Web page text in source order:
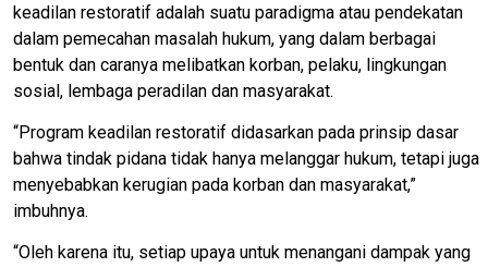
keadilan restoratif adalah suatu paradigma atau pendekatan
dalam pemecahan masalah hukum, yang dalam berbagai
bentuk dan caranya melibatkan korban, pelaku, lingkungan
sosial, lembaga peradilan dan masyarakat.
“Program keadilan restoratif didasarkan pada prinsip dasar
bahwa tindak pidana tidak hanya melanggar hukum, tetapi juga
menyebabkan kerugian pada korban dan masyarakat,”
imbuhnya.
“Oleh karena itu, setiap upaya untuk menangani dampak yang